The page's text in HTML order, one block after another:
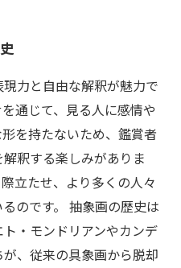
力と自由な解釈が魅力で
通じて、見る人に感情や
を持たないため、鑑賞者
釈する楽しみがありま
立たせ、より多くの人々
のです。 抽象画の歴史は
・モンドリアンやカンデ
、従来の具象画から脱却